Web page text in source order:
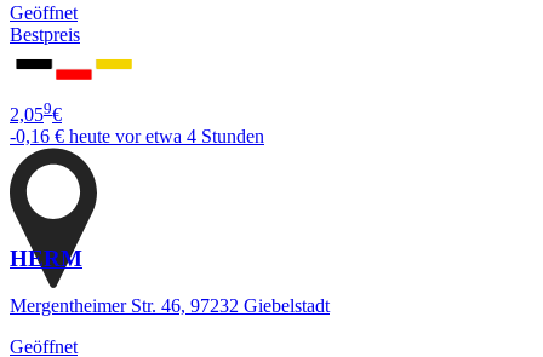
Geöffnet
Bestpreis
2,059€
-0,16 € heute vor etwa 4 Stunden
HERM
Mergentheimer Str. 46, 97232 Giebelstadt
Geöffnet